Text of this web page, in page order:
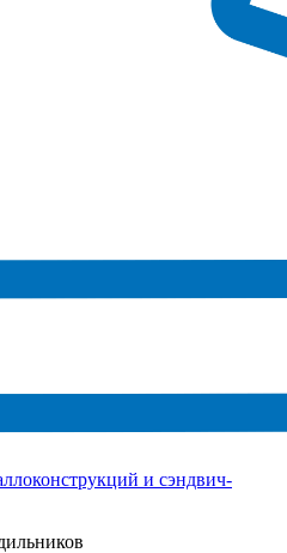
и сэндвич-